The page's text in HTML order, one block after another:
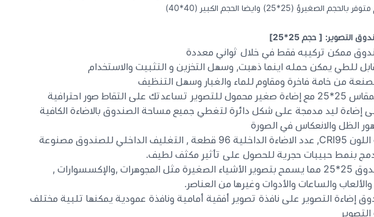
الصغيرؤ (25*25) وايضا الحجم الكبير (40*40)
التصوير: [ حجم 25*25]
ممكن تركيبه فقط في خلال ثواني معددة
للطي يمكن حمله اينما ذهبت, وسهل التخزين و التثبيت والاستخدام
من خامة فاخرة ومقاوم للماء والغبار وسهل التنظيف
على التقاط صور احترافية
إضاءة ليد مدمجة على شكل دائرة لتغطي جميع مساحة الصندوق بالاضاءة الكافية
الظل والانعكاس في الصورة
نوع حرارة اللون CRI95, عدد الاضاءة الداخلية 96 قطعة , التغليف الداخلي للصندوق مصنوعة
بنمط حبيبات حجرية للحصول على تأثير مكثف لطيف.
حجم الصندوق 25*25 مما يسمح بتصوير الأشياء الصغيرة مثل المجوهرات ,والإكسسوارات ,
والألعاب والساعات والأدوات وغيرها من العناصر.
إضاءة التصوير على نافذة تصوير أفقية أمامية ونافذة عمودية يمكنها تلبية مختلف